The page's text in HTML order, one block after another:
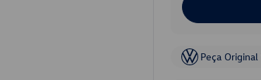
Peça